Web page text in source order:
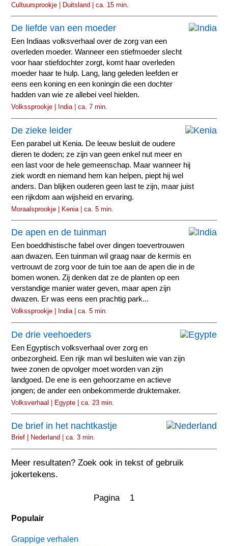
Cultuursprookje | Duitsland | ca. 15 min.
De liefde van een moeder
Een Indiaas volksverhaal over de zorg van een
overleden moeder. Wanneer een stiefmoeder slecht
voor haar stiefdochter zorgt, komt haar overleden
moeder haar te hulp. Lang, lang geleden leefden er
eens een koning en een koningin die een dochter
hadden van wie ze allebei veel hielden.
Volkssprookje | India | ca. 7 min.
De zieke leider
Een parabel uit Kenia. De leeuw besluit de oudere
dieren te doden; ze zijn van geen enkel nut meer en
een last voor de hele gemeenschap. Maar wanneer hij
ziek wordt en niemand hem kan helpen, piept hij wel
anders. Dan blijken ouderen geen last te zijn, maar juist
een rijkdom aan wijsheid en ervaring.
Moraalsprookje | Kenia | ca. 5 min.
De apen en de tuinman
Een boeddhistische fabel over dingen toevertrouwen
aan dwazen. Een tuinman wil graag naar de kermis en
vertrouwt de zorg voor de tuin toe aan de apen die in de
bomen wonen. Zij denken dat ze de planten op een
verstandige manier water geven, maar apen zijn
dwazen. Er was eens een prachtig park...
Volkssprookje | India | ca. 5 min.
De drie veehoeders
Een Egyptisch volksverhaal over zorg en
onbezorgheid. Een rijk man wil besluiten wie van zijn
twee zonen de opvolger moet worden van zijn
landgoed. De ene is een gehoorzame en actieve
jongen; de ander een onbekommerde druktemaker.
Volksverhaal | Egypte | ca. 23 min.
De brief in het nachtkastje
Brief | Nederland | ca. 3 min.
Meer resultaten? Zoek ook in tekst of gebruik
jokertekens.
Pagina 1
Populair
Grappige verhalen